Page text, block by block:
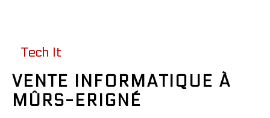
Tech It
VENTE INFORMATIQUE À
MÛRS-ERIGNÉ